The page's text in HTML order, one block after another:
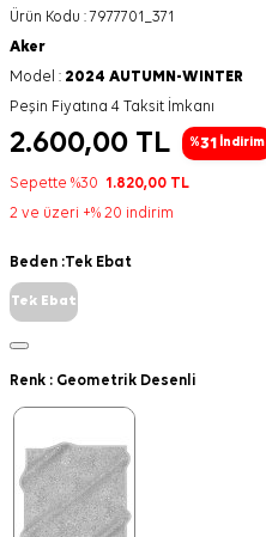
Ürün Kodu :7977701_371
Aker
Model : 2024 AUTUMN-WINTER
Peşin Fiyatına 4 Taksit İmkanı
2.600,00 TL %31 İndirim
Sepette %30 1.820,00 TL
2 ve üzeri +% 20 indirim
Beden :Tek Ebat
Tek Ebat
Renk : Geometrik Desenli